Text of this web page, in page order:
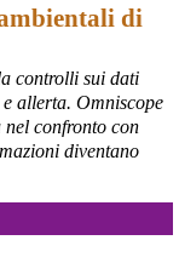
come il Governo
della Corte
è già stato
“Alla luce del
una proposta
conto della
di
controlli sui dati
allerta. Omniscope
confronto con
diventano